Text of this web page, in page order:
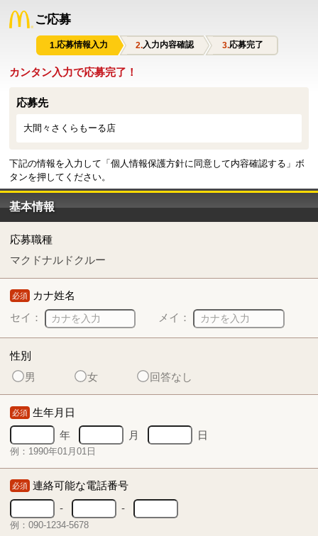
ご応募
応募情報入力 入力内容確認 応募完了
カンタン入力で応募完了！
応募先
大間々さくらもーる店
下記の情報を入力して「個人情報保護方針に同意して内容確認する」ボ
タンを押してください。
基本情報
応募職種
マクドナルドクルー
必須 カナ姓名
セイ：
メイ：
性別
男
女 回答なし
必須 生年月日
年
月 日
例：1990年01月01日
必須 連絡可能な電話番号
-
-
例：090-1234-5678